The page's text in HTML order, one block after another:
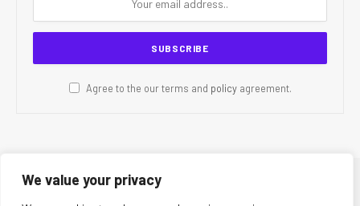
We value your privacy
Agree to the our terms and policyagreement.